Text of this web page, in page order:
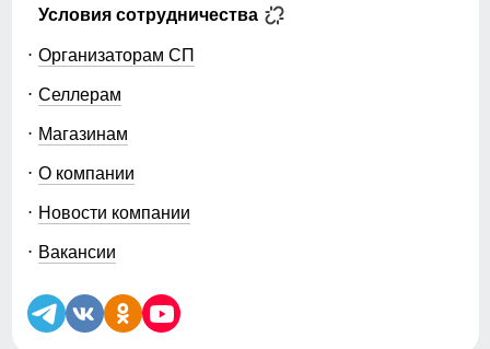
Условия сотрудничества
Организаторам СП
Селлерам
Магазинам
О компании
Новости компании
Вакансии